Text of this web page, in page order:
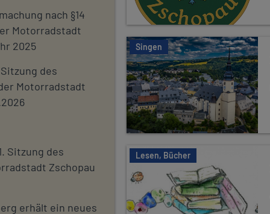
nach §14
Motorradstadt
2025
des
Motorradstadt
Sitzung des
Zschopau
erhält ein neues
Singen
Lesen, Bücher